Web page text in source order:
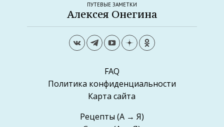
ПУТЕВЫЕ ЗАМЕТКИ
Алексея Онегина
FAQ
Политика конфиденциальности
Карта сайта
Рецепты (А → Я)